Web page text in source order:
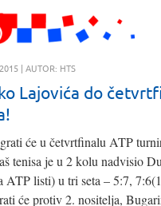
| AUTOR: HTS
Lajovića do
će u četvrtfinalu ATP
tenisa je u 2 kolu nadvisio
ATP listi) u tri seta – 5:7,
će protiv 2. nositelja,